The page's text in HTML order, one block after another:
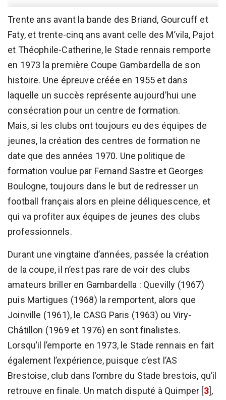
Trente ans avant la bande des Briand, Gourcuff et
Faty, et trente-cinq ans avant celle des M’vila, Pajot
et Théophile-Catherine, le Stade rennais remporte
en 1973 la première Coupe Gambardella de son
histoire. Une épreuve créée en 1955 et dans
laquelle un succès représente aujourd’hui une
consécration pour un centre de formation.
Mais, si les clubs ont toujours eu des équipes de
jeunes, la création des centres de formation ne
date que des années 1970. Une politique de
formation voulue par Fernand Sastre et Georges
Boulogne, toujours dans le but de redresser un
football français alors en pleine déliquescence, et
qui va profiter aux équipes de jeunes des clubs
professionnels.
Durant une vingtaine d’années, passée la création
de la coupe, il n’est pas rare de voir des clubs
amateurs briller en Gambardella : Quevilly (1967)
puis Martigues (1968) la remportent, alors que
Joinville (1961), le CASG Paris (1963) ou Viry-
Châtillon (1969 et 1976) en sont finalistes.
Lorsqu’il l’emporte en 1973, le Stade rennais en fait
également l’expérience, puisque c’est l’AS
Brestoise, club dans l’ombre du Stade brestois, qu’il
retrouve en finale. Un match disputé à Quimper [3],